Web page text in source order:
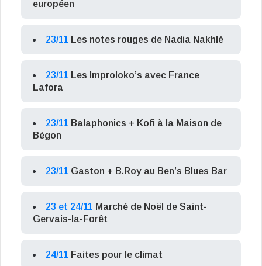
européen
23/11 Les notes rouges de Nadia Nakhlé
23/11 Les Improloko’s avec France
Lafora
23/11 Balaphonics + Kofi à la Maison de
Bégon
23/11 Gaston + B.Roy au Ben’s Blues Bar
23 et 24/11 Marché de Noël de Saint-
Gervais-la-Forêt
24/11 Faites pour le climat